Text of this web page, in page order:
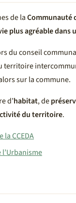
de laCommunauté
plus agréable dans
du conseil
territoire
sur la commune.
d’habitat, de
du territoire.
CCEDA